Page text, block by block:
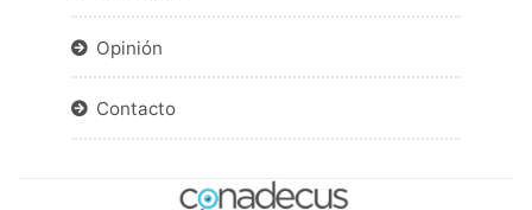
Opinión
Contacto